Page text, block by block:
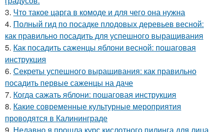
3. Что такое царга в комоде и для чего она нужна
4. Полный гид по посадке плодовых деревьев весной:
как правильно посадить для успешного выращивания
5. Как посадить саженцы яблони весной: пошаговая
инструкция
6. Секреты успешного выращивания: как правильно
посадить первые саженцы на даче
7. Когда сажать яблони: пошаговая инструкция
8. Какие современные культурные мероприятия
проводятся в Калининграде